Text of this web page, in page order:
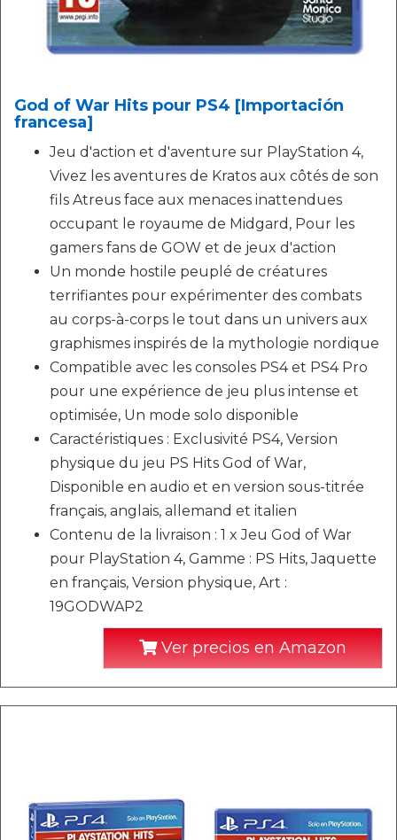
God of War Hits pour PS4 [Importación
francesa]
Jeu d'action et d'aventure sur PlayStation 4,
Vivez les aventures de Kratos aux côtés de son
fils Atreus face aux menaces inattendues
occupant le royaume de Midgard, Pour les
gamers fans de GOW et de jeux d'action
Un monde hostile peuplé de créatures
terrifiantes pour expérimenter des combats
au corps-à-corps le tout dans un univers aux
graphismes inspirés de la mythologie nordique
Compatible avec les consoles PS4 et PS4 Pro
pour une expérience de jeu plus intense et
optimisée, Un mode solo disponible
Caractéristiques : Exclusivité PS4, Version
physique du jeu PS Hits God of War,
Disponible en audio et en version sous-titrée
français, anglais, allemand et italien
Contenu de la livraison : 1 x Jeu God of War
pour PlayStation 4, Gamme : PS Hits, Jaquette
en français, Version physique, Art :
19GODWAP2
Ver precios en Amazon